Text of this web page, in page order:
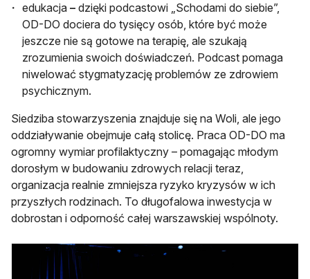
edukacja – dzięki podcastowi „Schodami do siebie”,
OD-DO dociera do tysięcy osób, które być może
jeszcze nie są gotowe na terapię, ale szukają
zrozumienia swoich doświadczeń. Podcast pomaga
niwelować stygmatyzację problemów ze zdrowiem
psychicznym.
Siedziba stowarzyszenia znajduje się na Woli, ale jego
oddziaływanie obejmuje całą stolicę. Praca OD-DO ma
ogromny wymiar profilaktyczny – pomagając młodym
dorosłym w budowaniu zdrowych relacji teraz,
organizacja realnie zmniejsza ryzyko kryzysów w ich
przyszłych rodzinach. To długofalowa inwestycja w
dobrostan i odporność całej warszawskiej wspólnoty.